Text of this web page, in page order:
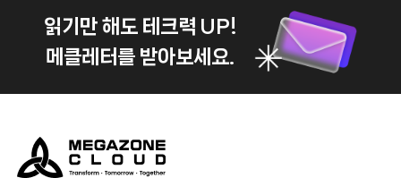
읽기만 해도 테크력 UP!
메클레터를 받아보세요.